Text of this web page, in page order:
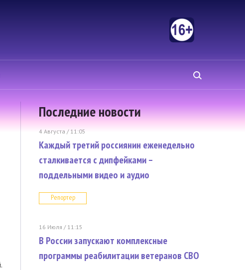
Последние новости
4 Августа / 11:05
Каждый третий россиянин еженедельно
сталкивается с дипфейками –
поддельными видео и аудио
Репортер
16 Июля / 11:15
В России запускают комплексные
программы реабилитации ветеранов СВО